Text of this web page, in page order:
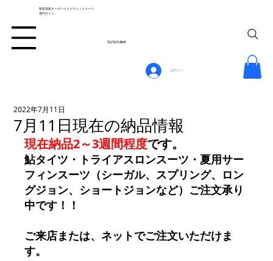
Suitsmaker
製造直販オーダーメイドウェットスーツ
専門サイト
ログイン
7月11日現在の納品情報
2022年7月11日
現在納品2～3週間程度です。
鮎タイツ・トライアスロンスーツ・夏用サー
フィンスーツ（シーガル、スプリング、ロン
グジョン、ショートジョンなど）ご注文承り
中です！！
ご来店または、ネットでご注文いただけま
す。